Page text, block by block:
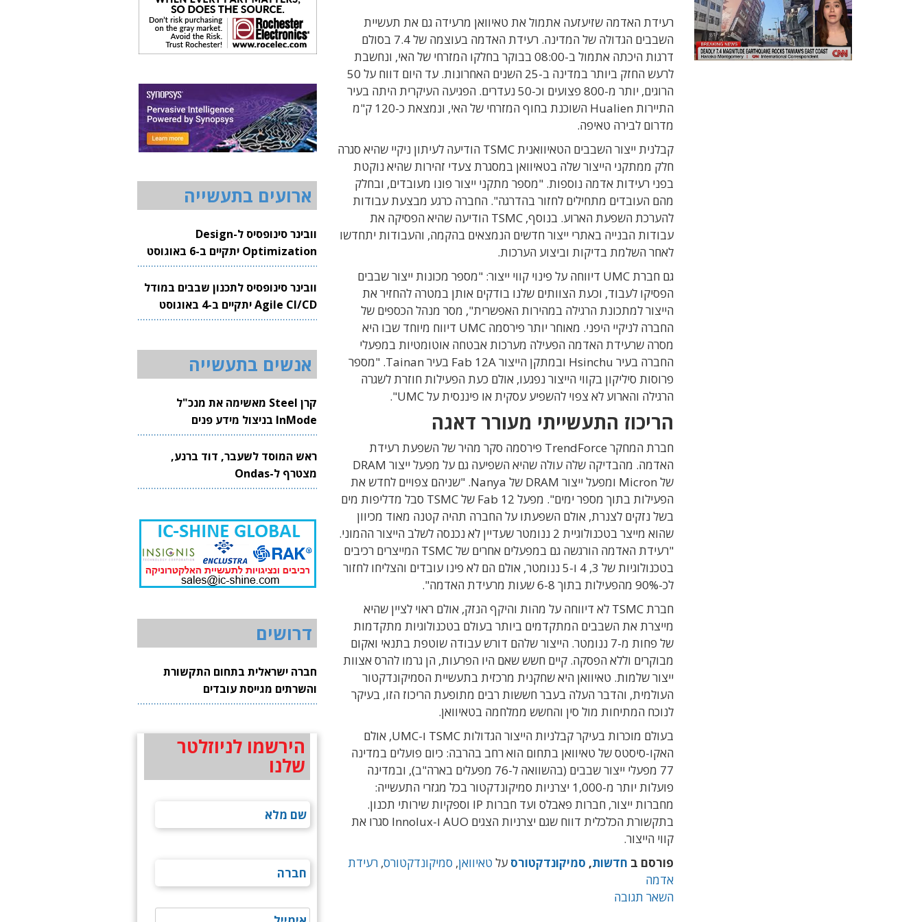
רעידת האדמה שזיעזעה אתמול את טאיוואן מרעידה גם את תעשיית
השבבים הגדולה של המדינה. רעידת האדמה בעוצמה של 7.4 בסולם
דרגות היכתה אתמול ב-08:00 בבוקר בחלקו המזרחי של האי, ונחשבת
לרעש החזק ביותר במדינה ב-25 השנים האחרונות. עד היום דווח על 50
הרוגים, יותר מ-800 פצועים וכ-50 נעדרים. הפגיעה העיקרית היתה בעיר
התיירות Hualien השוכנת בחוף המזרחי של האי, ונמצאת כ-120 ק"מ
מדרום לבירה טאיפה.
קבלנית ייצור השבבים הטאיוואנית TSMC הודיעה לעיתון ניקיי שהיא סגרה
חלק ממתקני הייצור שלה בטאיוואן במסגרת צעדי זהירות שהיא נוקטת
בפני רעידות אדמה נוספות. "מספר מתקני ייצור פונו מעובדים, ובחלק
מהם העובדים מתחילים לחזור בהדרגה". החברה כרגע מבצעת עבודות
להערכת השפעת הארוע. בנוסף, TSMC הודיעה שהיא הפסיקה את
עבודות הבנייה באתרי ייצור חדשים הנמצאים בהקמה, והעבודות יתחדשו
לאחר השלמת בדיקות וביצוע הערכות.
גם חברת UMC דיווחה על פינוי קווי ייצור: "מספר מכונות ייצור שבבים
הפסיקו לעבוד, וכעת הצוותים שלנו בודקים אותן במטרה להחזיר את
הייצור למתכונת הרגילה במהירות האפשרית", מסר מנהל הכספים של
החברה לניקיי היפני. מאוחר יותר פירסמה UMC דיווח מיוחד שבו היא
מסרה שרעידת האדמה הפעילה מערכות אבטחה אוטומטיות במפעלי
החברה בעיר Hsinchu ובמתקן הייצור Fab 12A בעיר Tainan. "מספר
פרוסות סיליקון בקווי הייצור נפגעו, אולם כעת הפעילות חוזרת לשגרה
הרגילה והארוע לא צפוי להשפיע עסקית או פיננסית על UMC".
הריכוז התעשייתי מעורר דאגה
חברת המחקר TrendForce פירסמה סקר מהיר של השפעת רעידת
האדמה. מהבדיקה שלה עולה שהיא השפיעה גם על מפעל ייצור DRAM
של Micron ומפעל ייצור DRAM של Nanya. "שניהם צפויים לחדש את
הפעילות בתוך מספר ימים". מפעל Fab 12 של TSMC סבל מדליפות מים
בשל נזקים לצנרת, אולם השפעתו על החברה תהיה קטנה מאוד מכיוון
שהוא מייצר בטכנולוגיית 2 ננומטר שעדיין לא נכנסה לשלב הייצור ההמוני.
"רעידת האדמה הורגשה גם במפעלים אחרים של TSMC המייצרים רכיבים
בטכנולוגיות של 3, 4 ו-5 ננומטר, אולם הם לא פינו עובדים והצליחו לחזור
לכ-90% מהפעילות בתוך 6-8 שעות מרעידת האדמה".
חברת TSMC לא דיווחה על מהות והיקף הנזק, אולם ראוי לציין שהיא
מייצרת את השבבים המתקדמים ביותר בעולם בטכנולוגיות מתקדמות
של פחות מ-7 ננומטר. הייצור שלהם דורש עבודה שוטפת בתנאי ואקום
מבוקרים וללא הפסקה. קיים חשש שאם היו הפרעות, הן גרמו להרס אצוות
ייצור שלמות. טאיוואן היא שחקנית מרכזית בתעשיית הסמיקונדקטור
העולמית, והדבר העלה בעבר חששות רבים מתופעת הריכוז הזו, בעיקר
לנוכח המתיחות מול סין והחשש ממלחמה בטאיוואן.
בעולם מוכרות בעיקר קבלניות הייצור הגדולות TSMC ו-UMC, אולם
האקו-סיסטס של טאיוואן בתחום הוא רחב בהרבה: כיום פועלים במדינה
77 מפעלי ייצור שבבים (בהשוואה ל-76 מפעלים בארה"ב), ובמדינה
פועלות יותר מ-1,000 יצרניות סמיקונדקטור בכל מגזרי התעשייה:
מחברות ייצור, חברות פאבלס ועד חברות IP וספקיות שירותי תכנון.
בתקשורת הכלכלית דווח שגם יצרניות הצגים AUO ו-Innolux סגרו את
קווי הייצור.
פורסם ב חדשות, סמיקונדקטורס על טאיוואן, סמיקונדקטורס, רעידת
אדמה
השאר תגובה
ארועים בתעשייה
וובינר סינופסיס ל-Design
Optimization יתקיים ב-6 באוגוסט
2026
וובינר סינופסיס לתכנון שבבים במודל
Agile CI/CD יתקיים ב-4 באוגוסט
2026
אנשים בתעשייה
קרן Steel מאשימה את מנכ"ל
InMode בניצול מידע פנים
ראש המוסד לשעבר, דוד ברנע,
מצטרף ל-Ondas
דרושים
חברה ישראלית בתחום התקשורת
והשרתים מגייסת עובדים
הירשמו לניוזלטר
שלנו